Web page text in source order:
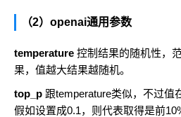
（2）openai通用参数
temperature 控制结果的随机性，
果，值越大结果越随机。
top_p 跟temperature类似，不过值
假如设置成0.1，则代表取得是前